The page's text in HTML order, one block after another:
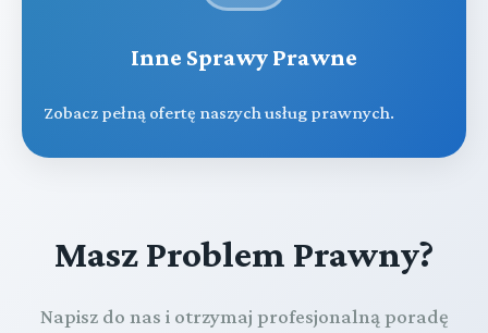
Inne Sprawy Prawne
Zobacz pełną ofertę naszych usług prawnych.
Masz Problem Prawny?
Napisz do nas i otrzymaj profesjonalną poradę